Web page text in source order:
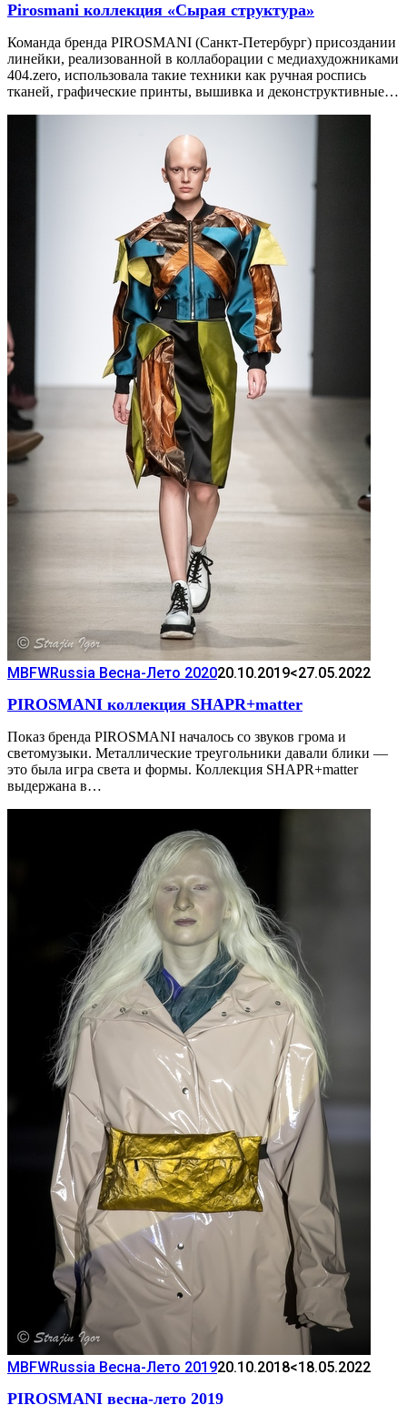
Pirosmani коллекция «Сырая структура»
Команда бренда PIROSMANI (Санкт-Петербург) присоздании
линейки, реализованной в коллаборации с медиахудожниками
404.zero, использовала такие техники как ручная роспись
тканей, графические принты, вышивка и деконструктивные…
MBFWRussia Весна-Лето 202020.10.2019<27.05.2022
PIROSMANI коллекция SHAPR+matter
Показ бренда PIROSMANI началось со звуков грома и
светомузыки. Металлические треугольники давали блики —
это была игра света и формы. Коллекция SHAPR+matter
выдержана в…
MBFWRussia Весна-Лето 201920.10.2018<18.05.2022
PIROSMANI весна-лето 2019